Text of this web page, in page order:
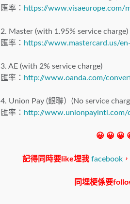
匯率： https://www.visaeurope.com/
2. Master (with 1.95% service charge)
匯率： https://www.mastercard.us/
3. AE (with 2% service charge)
匯率： http://www.oanda.com/
4. Union Pay (銀聯）(No service
匯率： http://www.unionpayintl.com/
😀 😀 😀
記得同時要like埋我 facebook
同埋梗係要